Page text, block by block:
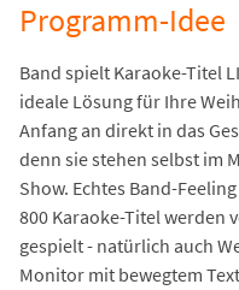
Programm-Idee
Band spielt Karaoke-Titel
ideale Lösung für Ihre
Anfang an direkt in das
denn sie stehen selbst im
Show. Echtes Band-
800 Karaoke-Titel werden
gespielt - natürlich auch
Monitor mit bewegtem